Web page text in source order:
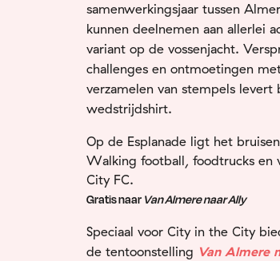
samenwerkingsjaar tussen
kunnen deelnemen aan allerlei
variant op de vossenjacht.
challenges en ontmoetingen
verzamelen van stempels levert
wedstrijdshirt.
Op de Esplanade ligt het
Walking football, foodtrucks en
City FC.
Gratis naar Van Almere naar Ally
Speciaal voor City in the City
de tentoonstelling Van Almere